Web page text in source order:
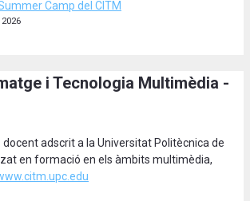
Camp del CITM
i Tecnologia Multimèdia -
docent adscrit a la Universitat Politècnica de
en formació en els àmbits multimèdia,